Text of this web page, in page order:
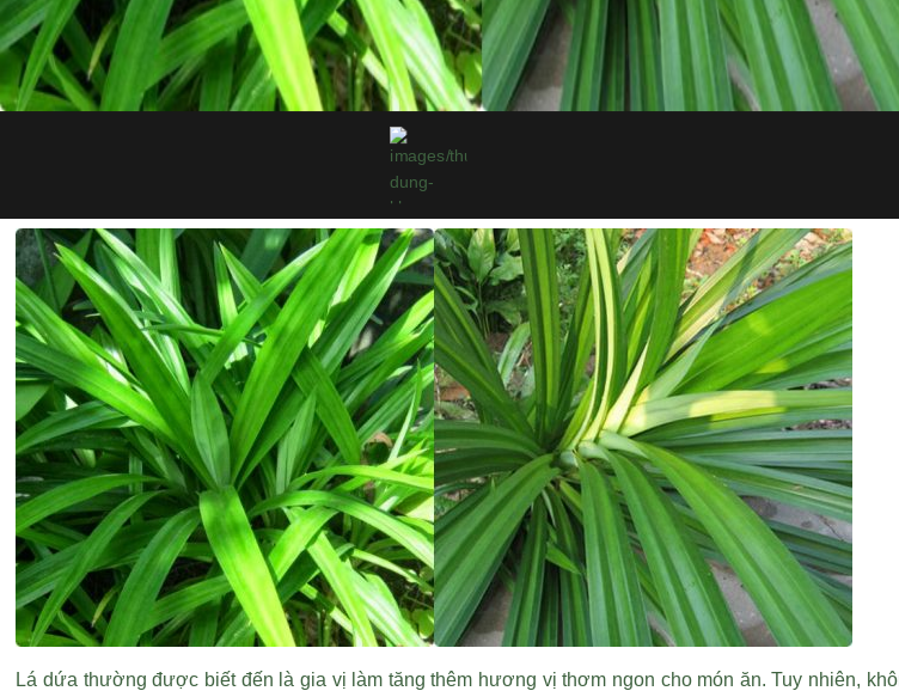
Lá dứa thường được biết đến là gia vị làm tăng thêm hương vị thơm ngon cho món ăn. Tuy nhiên,